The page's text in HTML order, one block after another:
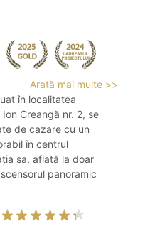
Arată mai multe >>
în localitatea
Creangă nr. 2, se
de cazare cu un
în centrul
sa, aflată la doar
panoramic